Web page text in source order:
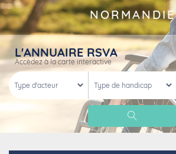
NORMANDIE
L'ANNUAIRE RSVA
Accèdez à la carte interactive